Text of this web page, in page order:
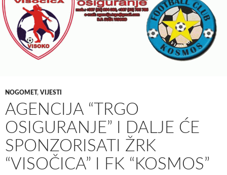
NOGOMET, VIJESTI
AGENCIJA “TRGO
OSIGURANJE” I DALJE ĆE
SPONZORISATI ŽRK
“VISOČICA” I FK “KOSMOS”